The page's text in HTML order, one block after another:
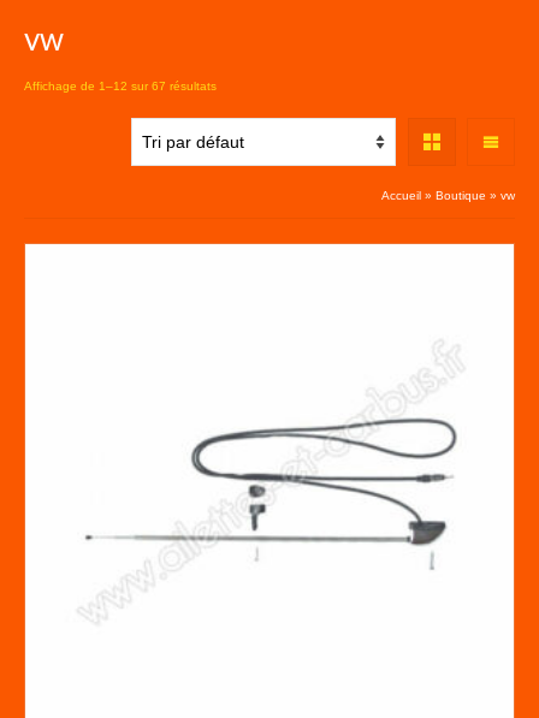
vw
Affichage de 1–12 sur 67 résultats
Accueil » Boutique » vw